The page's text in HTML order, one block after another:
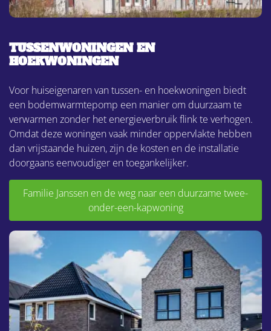
TUSSENWONINGEN EN
HOEKWONINGEN
Voor huiseigenaren van tussen- en hoekwoningen biedt
een bodemwarmtepomp een manier om duurzaam te
verwarmen zonder het energieverbruik flink te verhogen.
Omdat deze woningen vaak minder oppervlakte hebben
dan vrijstaande huizen, zijn de kosten en de installatie
doorgaans eenvoudiger en toegankelijker.
Familie Janssen en de weg naar een duurzame twee-
onder-een-kapwoning